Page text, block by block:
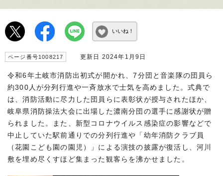
いいね！
ページ番号1008217 更新日 2024年1月9日
令和6年土岐市消防出初式が開かれ、7分団と音楽隊の団員ら
約300人が分列行進や一斉放水で士気を高めました。式典で
は、消防活動に尽力した団員らに表彰状が授与されたほか、
岐阜県消防操法大会に出場した濃南分団の選手に感謝状が贈
られました。また、新型コロナウイルス感染症の影響などで
中止していた駅前通りでの分列行進や「幼年消防クラブ員
（花園こども園の園児）」による演技の披露が復活し、河川
敷を埋め尽くすほど集まった観客らを沸かせました。